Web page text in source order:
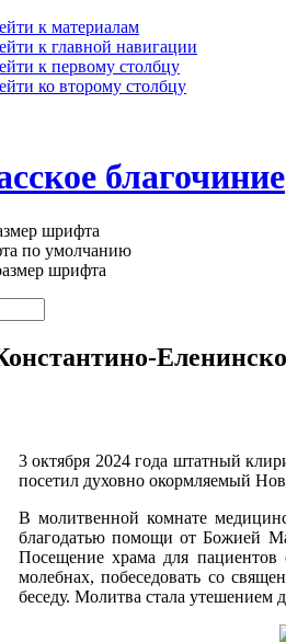
к материалам
к главной навигации
к первому столбцу
ко второму столбцу
благочиние
3 октября 2024 года штатный
посетил духовно окормляемый
В молитвенной комнате
благодатью помощи от Божией
Посещение храма для пациентов
молебнах, побеседовать со
беседу. Молитва стала утешением